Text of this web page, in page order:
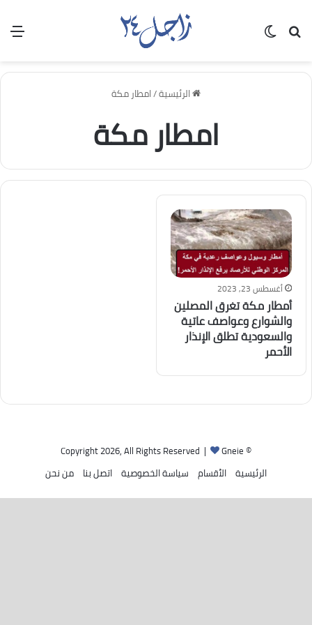
بحث عن
الرئيسية/امطار مكة
امطار مكة
أغسطس 23, 2023
أمطار مكة تغرق المصلين
والشوارع وعواصف عاتية
والسعودية تطلق الإنذار
الأحمر
© Copyright 2026, All Rights Reserved |
Gneie
الرئيسية الأقسام سياسة الخصوصية اتصل بنا من نحن